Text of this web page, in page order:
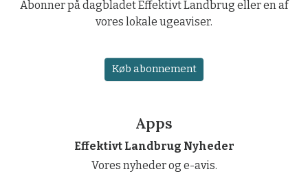
Abonner på dagbladet Effektivt Landbrug eller en af
vores lokale ugeaviser.
Køb abonnement
Apps
Effektivt Landbrug Nyheder
Vores nyheder og e-avis.